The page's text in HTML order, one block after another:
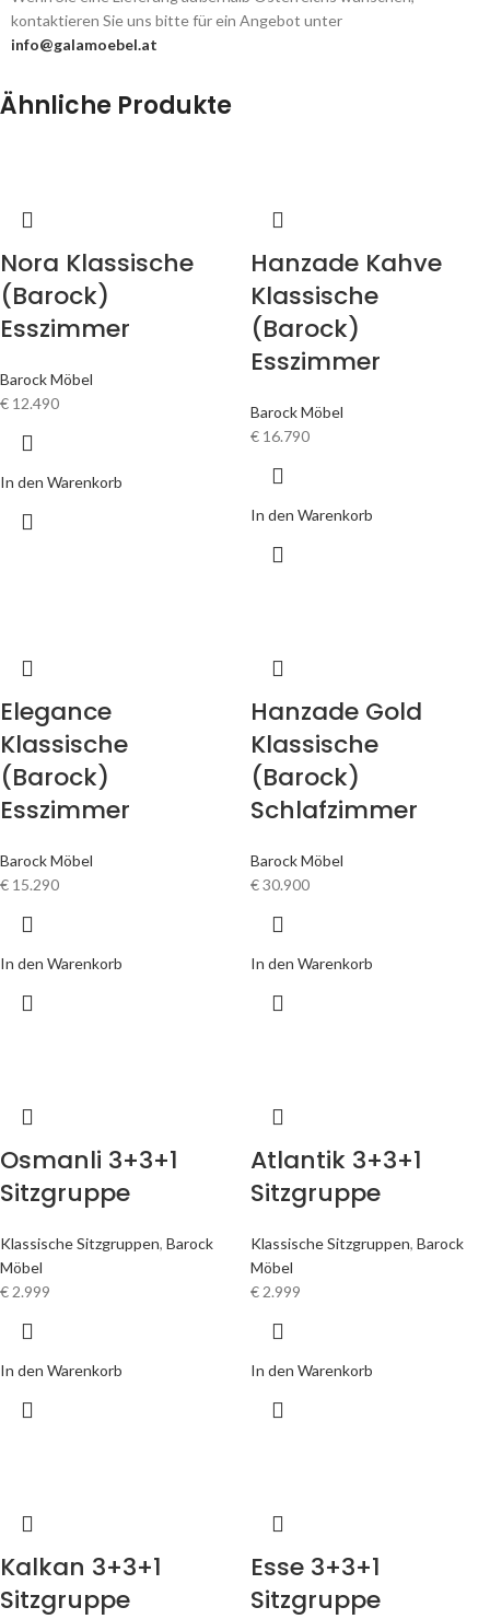
kontaktieren Sie uns bitte für ein Angebot unter
info@galamoebel.at
Ähnliche Produkte
Nora Klassische
(Barock)
Esszimmer
Barock Möbel
€ 12.490
In den Warenkorb
Hanzade Kahve
Klassische
(Barock)
Esszimmer
Barock Möbel
€ 16.790
In den Warenkorb
Elegance
Klassische
(Barock)
Esszimmer
Barock Möbel
€ 15.290
In den Warenkorb
Hanzade Gold
Klassische
(Barock)
Schlafzimmer
Barock Möbel
€30.900
In den Warenkorb
Osmanli 3+3+1
Sitzgruppe
Klassische Sitzgruppen, Barock
Möbel
€2.999
In den Warenkorb
Atlantik 3+3+1
Sitzgruppe
Klassische Sitzgruppen, Barock
Möbel
€2.999
In den Warenkorb
Kalkan 3+3+1
Sitzgruppe
Esse 3+3+1
Sitzgruppe